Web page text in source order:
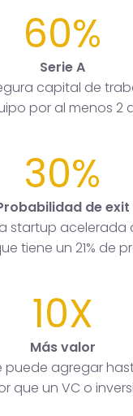
60%
Serie A
capital de
por al menos 2
30%
de exit
startup acelerada
tiene un 21% de
10X
Más valor
puede agregar
que un VC o